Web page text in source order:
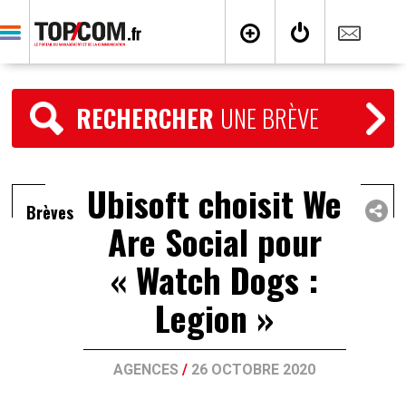
RECHERCHER UNE BRÈVE
Brèves Ubisoft choisit We
Are Social pour
« Watch Dogs :
Legion »
AGENCES / 26 OCTOBRE 2020